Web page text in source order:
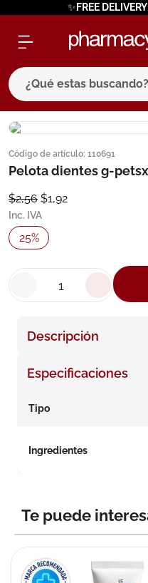
✨FREE
¿Qué estas buscando?
Código de artículo: 110691
Pelota dientes g-
$2,56 $1,92
Inc. IVA
25%
Descripción
Especificaciones
Tipo
Ingredientes
Te puede
términos más
1. eucerin
pilexil
4. bioderma
megacistin
8. roche posay
10.